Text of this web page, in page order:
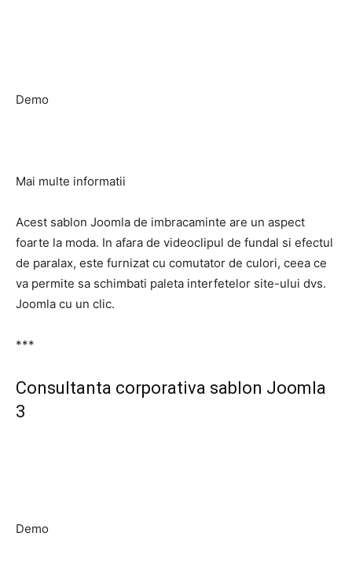
Demo
Mai multe informatii
Acest sablon Joomla de imbracaminte are un aspect
foarte la moda. In afara de videoclipul de fundal si efectul
de paralax, este furnizat cu comutator de culori, ceea ce
va permite sa schimbati paleta interfetelor site-ului dvs.
Joomla cu un clic.
***
Consultanta corporativa sablon Joomla
3
Demo